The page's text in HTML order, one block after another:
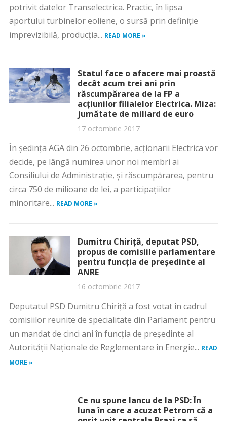
potrivit datelor Transelectrica. Practic, în lipsa
aportului turbinelor eoliene, o sursă prin definiţie
imprevizibilă, producţia... READ MORE »
Statul face o afacere mai proastă
decât acum trei ani prin
răscumpărarea de la FP a
acţiunilor filialelor Electrica. Miza:
jumătate de miliard de euro
17 octombrie 2017
În şedinţa AGA din 26 octombrie, acţionarii Electrica vor
decide, pe lângă numirea unor noi membri ai
Consiliului de Administraţie, şi răscumpărarea, pentru
circa 750 de milioane de lei, a participaţiilor
minoritare... READ MORE »
Dumitru Chiriţă, deputat PSD,
propus de comisiile parlamentare
pentru funcţia de preşedinte al
ANRE
16 octombrie 2017
Deputatul PSD Dumitru Chiriţă a fost votat în cadrul
comisiilor reunite de specialitate din Parlament pentru
un mandat de cinci ani în funcţia de preşedinte al
Autorităţii Naţionale de Reglementare în Energie... READ
MORE »
Ce nu spune Iancu de la PSD: În
luna în care a acuzat Petrom că a